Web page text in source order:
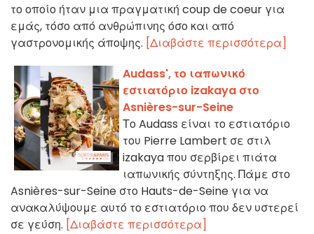
το οποίο ήταν μια πραγματική coup de coeur για
εμάς, τόσο από ανθρώπινης όσο και από
γαστρονομικής άποψης. [Διαβάστε περισσότερα]
Audass', το ιαπωνικό
εστιατόριο izakaya στο
Asnières-sur-Seine
Το Audass είναι το εστιατόριο
του Pierre Lambert σε στιλ
izakaya που σερβίρει πιάτα
ιαπωνικής σύντηξης. Πάμε στο
Asnières-sur-Seine στο Hauts-de-Seine για να
ανακαλύψουμε αυτό το εστιατόριο που δεν υστερεί
σε γεύση. [Διαβάστε περισσότερα]